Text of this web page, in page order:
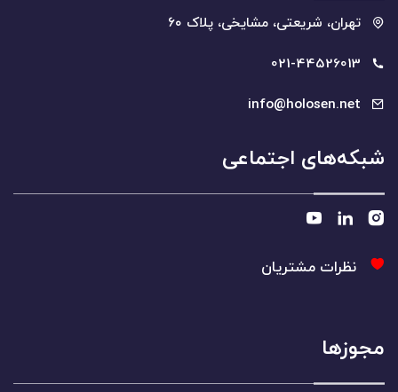
تھران، شریعتی، مشایخی، پلاک ۶۰
021-44526013
info@holosen.net
شبکه‌های اجتماعی
نظرات مشتریان
مجوزها